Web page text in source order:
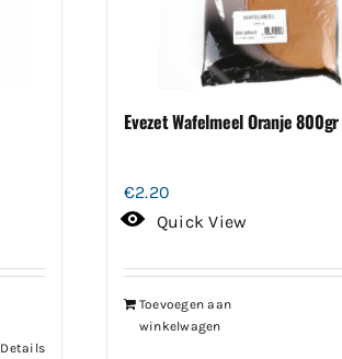
Details
Evezet Wafelmeel Oranje 800gr
€2.20
Quick View
Toevoegen aan
winkelwagen